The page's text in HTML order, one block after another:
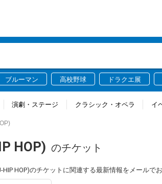
ブルーマン 高校野球 ドラクエ展
演劇・ステージ クラシック・オペラ イ
HOP) のチケット
HOP)のチケットに関連する最新情報をメールで